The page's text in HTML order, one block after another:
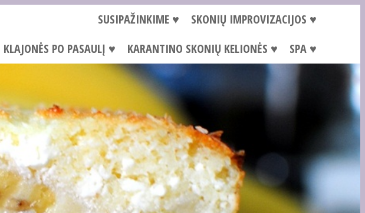
SUSIPAŽINKIME ♥
SKONIŲ IMPROVIZACIJOS ♥
KLAJONĖS PO PASAULĮ ♥
KARANTINO SKONIŲ KELIONĖS ♥ SPA ♥